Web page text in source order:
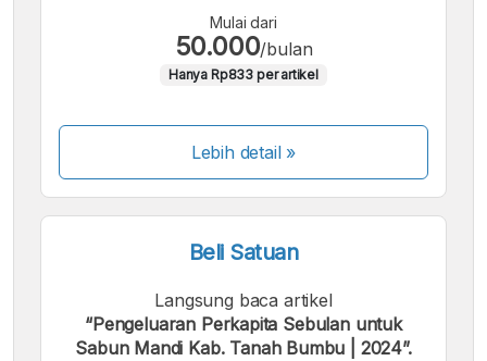
Mulai dari
50.000/bulan
Hanya Rp833 per artikel
Lebih detail »
Beli Satuan
Langsung baca artikel
“Pengeluaran Perkapita Sebulan untuk
Sabun Mandi Kab. Tanah Bumbu | 2024”.